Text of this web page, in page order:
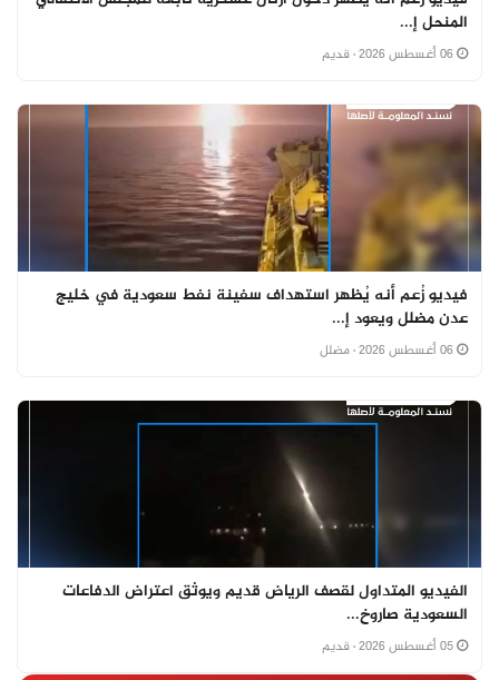
المنحل إ...
· قديم
فيديو زُعم أنه يُظهر استهداف سفينة نفط سعودية في خليج
عدن مضلل ويعود إ...
· مضلل
الفيديو المتداول لقصف الرياض قديم ويوثق اعتراض الدفاعات
السعودية صاروخ...
· قديم